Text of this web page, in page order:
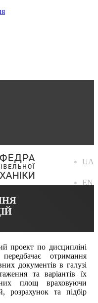
UA
EN
проект по дисципліні
отримання
документів в галузі
та варіантів їх
площ враховуючи
розрахунок та підбір